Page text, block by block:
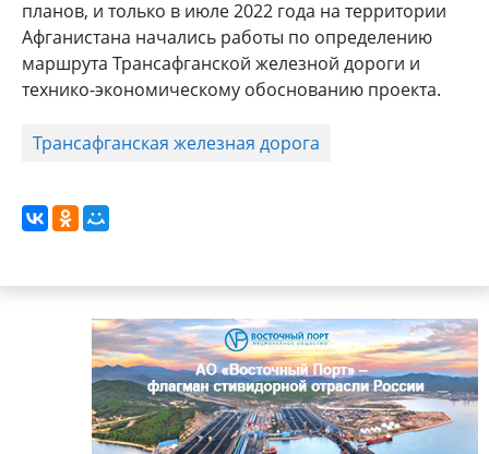
планов, и только в июле 2022 года на территории
Афганистана начались работы по определению
маршрута Трансафганской железной дороги и
технико-экономическому обоснованию проекта.
Трансафганская железная дорога